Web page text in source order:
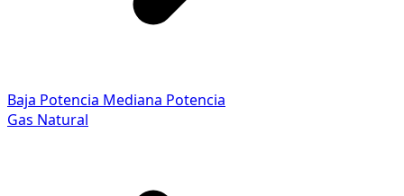
Baja Potencia Mediana Potencia
Gas Natural